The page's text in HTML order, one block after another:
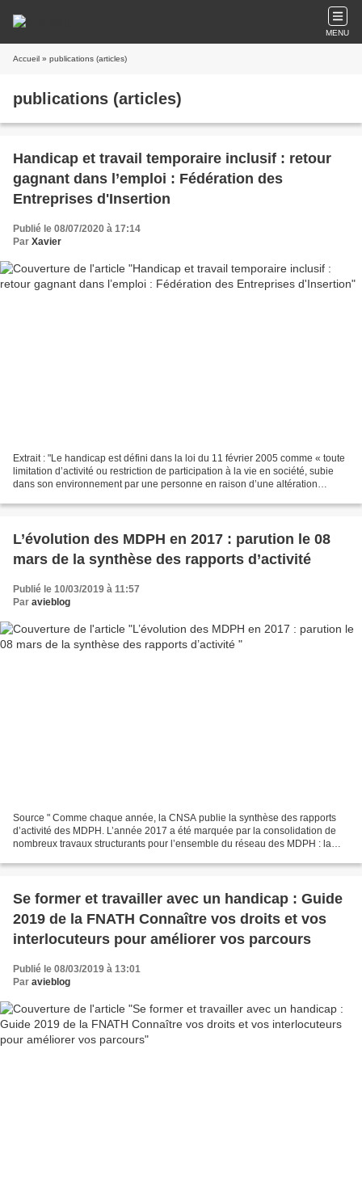
MENU
Accueil » publications (articles)
publications (articles)
Handicap et travail temporaire inclusif : retour
gagnant dans l’emploi : Fédération des
Entreprises d'Insertion
Publié le 08/07/2020 à 17:14
Par Xavier
Extrait : "Le handicap est défini dans la loi du 11 février 2005 comme « toute
limitation d’activité ou restriction de participation à la vie en société, subie
dans son environnement par une personne en raison d’une altération
L’évolution des MDPH en 2017 : parution le 08
mars de la synthèse des rapports d’activité
Publié le 10/03/2019 à 11:57
Par avieblog
Source " Comme chaque année, la CNSA publie la synthèse des rapports
d’activité des MDPH. L’année 2017 a été marquée par la consolidation de
nombreux travaux structurants pour l’ensemble du réseau des MDPH : la
Se former et travailler avec un handicap : Guide
2019 de la FNATH Connaître vos droits et vos
interlocuteurs pour améliorer vos parcours
Publié le 08/03/2019 à 13:01
Par avieblog